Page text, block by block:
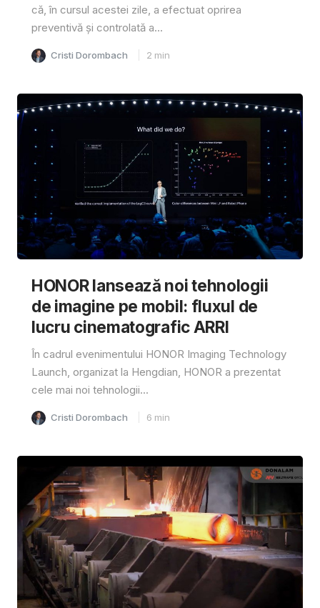
că, în cursul acestei zile, a efectuat oprirea
preventivă și controlată a...
Cristi Dorombach 2 min
HONOR lansează noi tehnologii
de imagine pe mobil: fluxul de
lucru cinematografic ARRI
În cadrul evenimentului HONOR Imaging Technology
Launch, organizat la Hengdian, HONOR a prezentat
cele mai noi tehnologii...
Cristi Dorombach 6 min